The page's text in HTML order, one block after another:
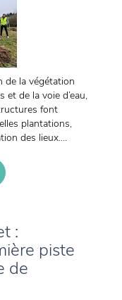
de la végétation
de la voie d’eau,
font
plantations,
des lieux....
:
piste
de